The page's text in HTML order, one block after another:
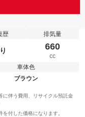
歴 排気量
660
cc
車体色
ブラウン
に伴う費用、リサイクル預託金
付した価格になります。